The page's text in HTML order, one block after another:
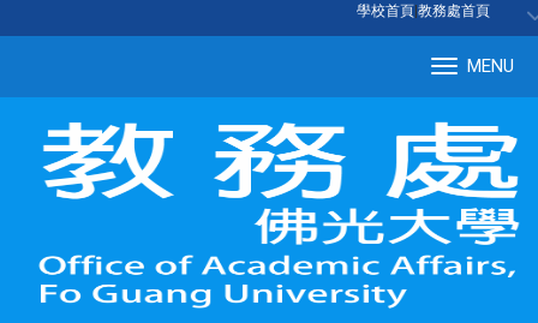
學校首頁 教務處首頁
MENU